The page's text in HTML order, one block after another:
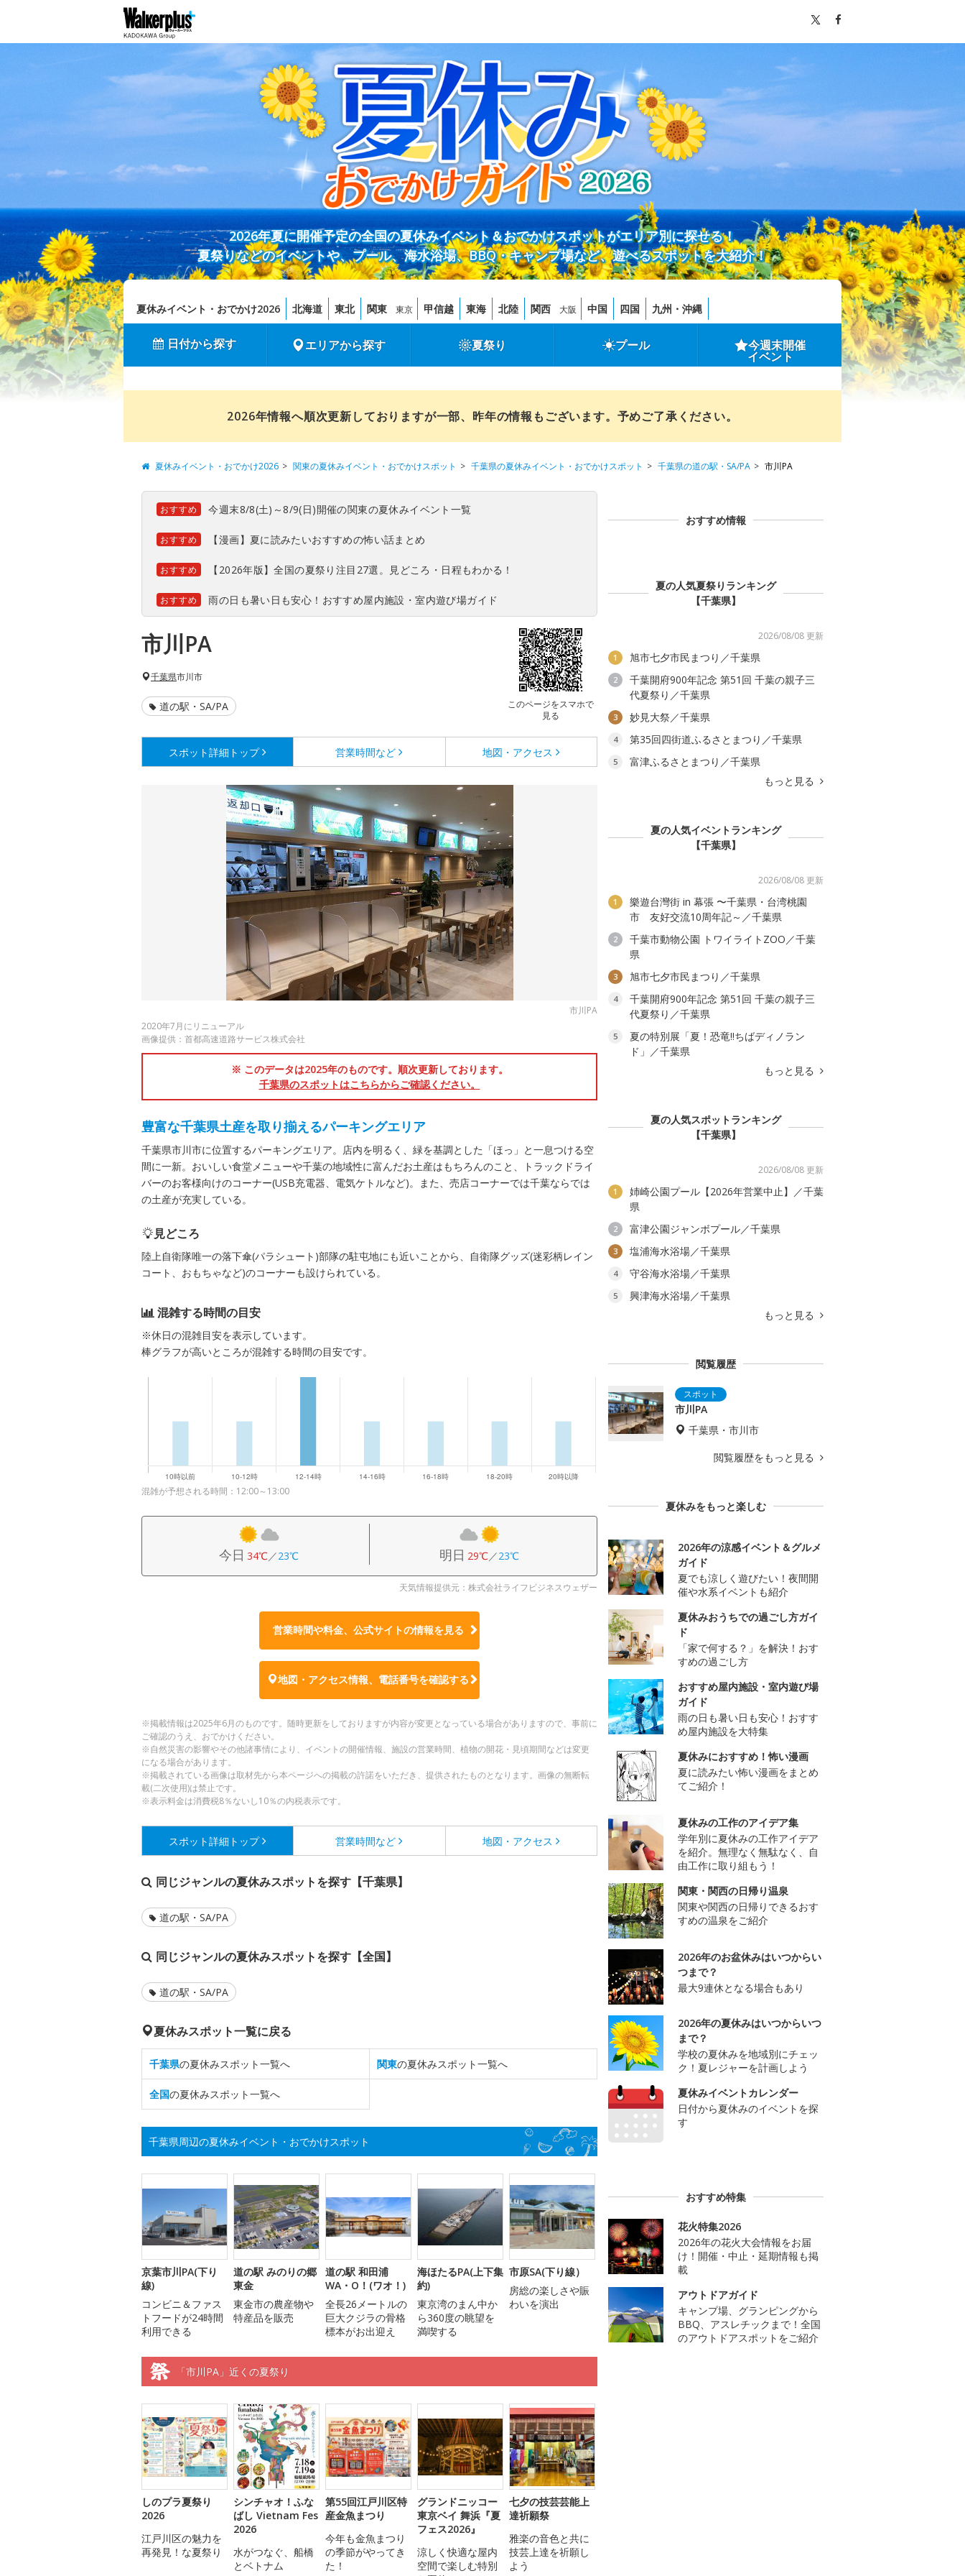
2026年夏に開催予定の全国の夏休みイベント＆おでかけスポットがエリア別に探せる！
夏祭りなどのイベントや、プール、海水浴場、BBQ・キャンプ場など、遊べるスポットを大紹介！
夏休みイベント・おでかけ2026 北海道 東北 関東 東京 甲信越 東海 北陸 関西 大阪 中国 四国 九州・沖縄
日付から探す エリアから探す 夏祭り プール 今週末開催
イベント
2026年情報へ順次更新しておりますが一部、昨年の情報もございます。予めご了承ください。
夏休みイベント・おでかけ2026 関東の夏休みイベント・おでかけスポット 千葉県の夏休みイベント・おでかけスポット 千葉県の道の駅・SA/PA 市川PA
おすすめ 今週末8/8(土)～8/9(日)開催の関東の夏休みイベント一覧
おすすめ 【漫画】夏に読みたいおすすめの怖い話まとめ
おすすめ 【2026年版】全国の夏祭り注目27選。見どころ・日程もわかる！
おすすめ 雨の日も暑い日も安心！おすすめ屋内施設・室内遊び場ガイド
市川PA
このページをスマホで
見る
千葉県市川市
道の駅・SA/PA
スポット詳細 トップ 営業時間など 地図・アクセス
市川PA
2020年7月にリニューアル
画像提供：首都高速道路サービス株式会社
※ このデータは2025年のものです。順次更新しております。
千葉県のスポットはこちらからご確認ください。
豊富な千葉県土産を取り揃えるパーキングエリア
千葉県市川市に位置するパーキングエリア。店内を明るく、緑を基調とした「ほっ」と一息つける空
間に一新。おいしい食堂メニューや千葉の地域性に富んだお土産はもちろんのこと、トラックドライ
バーのお客様向けのコーナー(USB充電器、電気ケトルなど)。また、売店コーナーでは千葉ならでは
の土産が充実している。
見どころ
陸上自衛隊唯一の落下傘(パラシュート)部隊の駐屯地にも近いことから、自衛隊グッズ(迷彩柄レイン
コート、おもちゃなど)のコーナーも設けられている。
混雑する時間の目安
※休日の混雑目安を表示しています。
棒グラフが高いところが混雑する時間の目安です。
混雑が予想される時間：12:00～13:00
今日 34℃／23℃ 明日 29℃／23℃
天気情報提供元：株式会社ライフビジネスウェザー
営業時間や料金、公式サイトの情報を見る
地図・アクセス情報、電話番号を確認する
※掲載情報は2025年6月のものです。随時更新をしておりますが内容が変更となっている場合がありますので、事前に
ご確認のうえ、おでかけください。
※自然災害の影響やその他諸事情により、イベントの開催情報、施設の営業時間、植物の開花・見頃期間などは変更
になる場合があります。
※掲載されている画像は取材先から本ページへの掲載の許諾をいただき、提供されたものとなります。画像の無断転
載(二次使用)は禁止です。
※表示料金は消費税8％ないし10％の内税表示です。
スポット詳細 トップ 営業時間など 地図・アクセス
同じジャンルの夏休みスポットを探す【千葉県】
道の駅・SA/PA
同じジャンルの夏休みスポットを探す【全国】
道の駅・SA/PA
夏休みスポット一覧に戻る
千葉県の夏休みスポット一覧へ 関東の夏休みスポット一覧へ
全国の夏休みスポット一覧へ
千葉県周辺の夏休みイベント・おでかけスポット
京葉市川PA(下り
線)
コンビニ＆ファス
トフードが24時間
利用できる
道の駅 みのりの郷
東金
東金市の農産物や
特産品を販売
道の駅 和田浦
WA・O！(ワオ！)
全長26メートルの
巨大クジラの骨格
標本がお出迎え
海ほたるPA(上下集
約)
東京湾のまん中か
ら360度の眺望を
満喫する
市原SA(下り線）
房総の楽しさや賑
わいを演出
「市川PA」近くの夏祭り
しのプラ夏祭り
2026
江戸川区の魅力を
再発見！な夏祭り
シンチャオ！ふな
ばし Vietnam Fes
2026
水がつなぐ、船橋
とベトナム
第55回江戸川区特
産金魚まつり
今年も金魚まつり
の季節がやってき
た！
グランドニッコー
東京ベイ 舞浜『夏
フェス2026』
涼しく快適な屋内
空間で楽しむ特別
七夕の技芸芸能上
達祈願祭
雅楽の音色と共に
技芸上達を祈願し
よう
おすすめ情報
夏の人気夏祭りランキング
【千葉県】
2026/08/08 更新
1 旭市七夕市民まつり／千葉県
2
千葉開府900年記念 第51回 千葉の親子三
代夏祭り／千葉県
3 妙見大祭／千葉県
4 第35回四街道ふるさとまつり／千葉県
5
富津ふるさとまつり／千葉県
もっと見る
夏の人気イベントランキング
【千葉県】
2026/08/08 更新
1
樂遊台灣街 in 幕張 〜千葉県・台湾桃園
市 友好交流10周年記～／千葉県
2
千葉市動物公園 トワイライトZOO／千葉
県
3 旭市七夕市民まつり／千葉県
4
千葉開府900年記念 第51回 千葉の親子三
代夏祭り／千葉県
5
夏の特別展「夏！恐竜!!ちばディノラン
ド」／千葉県
もっと見る
夏の人気スポットランキング
【千葉県】
2026/08/08 更新
1
姉崎公園プール【2026年営業中止】／千葉
県
2 富津公園ジャンボプール／千葉県
3 塩浦海水浴場／千葉県
4 守谷海水浴場／千葉県
5
興津海水浴場／千葉県
もっと見る
閲覧履歴
市川PA
千葉県・市川市
閲覧履歴をもっと見る
夏休みをもっと楽しむ
2026年の涼感イベント＆グルメ
ガイド
夏でも涼しく遊びたい！夜間開
催や水系イベントも紹介
夏休みおうちでの過ごし方ガイ
ド
「家で何する？」を解決！おす
すめの過ごし方
おすすめ屋内施設・室内遊び場
ガイド
雨の日も暑い日も安心！おすす
め屋内施設を大特集
夏休みにおすすめ！怖い漫画
夏に読みたい怖い漫画をまとめ
てご紹介！
夏休みの工作のアイデア集
学年別に夏休みの工作アイデア
を紹介。無理なく無駄なく、自
由工作に取り組もう！
関東・関西の日帰り温泉
関東や関西の日帰りできるおす
すめの温泉をご紹介
2026年のお盆休みはいつからい
つまで？
最大9連休となる場合もあり
2026年の夏休みはいつからいつ
まで？
学校の夏休みを地域別にチェッ
ク！夏レジャーを計画しよう
夏休みイベントカレンダー
日付から夏休みのイベントを探
す
おすすめ特集
花火特集2026
2026年の花火大会情報をお届
け！開催・中止・延期情報も掲
載
アウトドアガイド
キャンプ場、グランピングから
BBQ、アスレチックまで！全国
のアウトドアスポットをご紹介